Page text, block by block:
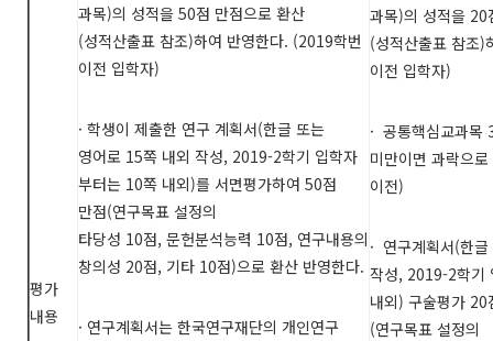
평가
내용
과목)의 성적을 50점 만점으로 환산
(성적산출표 참조)하여 반영한다. (2019학번
이전 입학자)
· 학생이 제출한 연구 계획서(한글 또는
영어로 15쪽 내외 작성, 2019-2학기 입학자
부터는 10쪽 내외)를 서면평가하여 50점
만점(연구목표 설정의
타당성 10점, 문헌분석능력 10점, 연구내용의
창의성 20점, 기타 10점)으로 환산 반영한다.
· 연구계획서는 한국연구재단의 개인연구
과목)의 성적을 20
(성적산출표 참조)
이전 입학자)
· 공통핵심교과목
미만이면 과락으
이전)
· 연구계획서(한글
작성, 2019-2학기
내외) 구술평가 20
(연구목표 설정의